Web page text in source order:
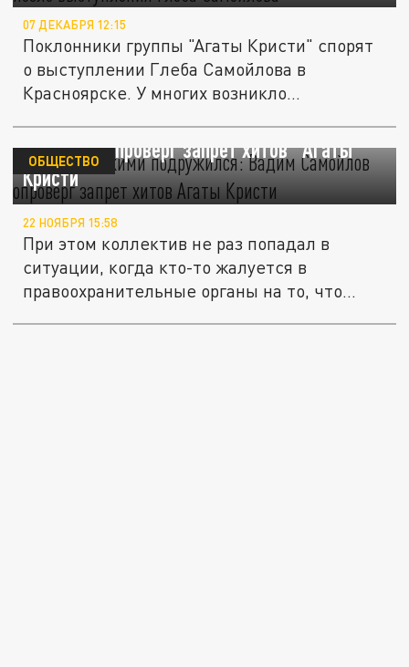
07 ДЕКАБРЯ 12:15
Поклонники группы "Агаты Кристи" спорят
о выступлении Глеба Самойлова в
Красноярске. У многих возникло...
"С полицейскими подружился": Вадим
Самойлов опроверг запрет хитов "Агаты
Кристи"
ОБЩЕСТВО
22 НОЯБРЯ 15:58
При этом коллектив не раз попадал в
ситуации, когда кто-то жалуется в
правоохранительные органы на то, что...